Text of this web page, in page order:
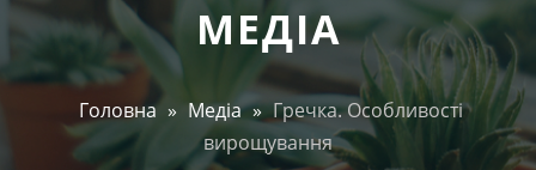
МЕДІА
Головна » Медіа » Гречка. Особливості
вирощування